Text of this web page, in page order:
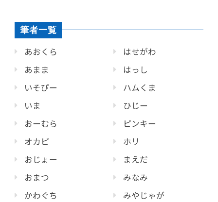
筆者一覧
あおくら
あまま
いそぴー
いま
おーむら
オカピ
おじょー
おまつ
かわぐち
はせがわ
はっし
ハムくま
ひじー
ピンキー
ホリ
まえだ
みなみ
みやじゃが